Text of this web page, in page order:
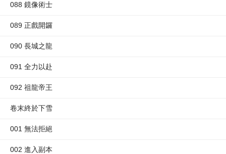
088 鏡像術士
089 正戲開鑼
090 長城之龍
091 全力以赴
092 祖龍帝王
卷末終於下雪
001 無法拒絕
002 進入副本